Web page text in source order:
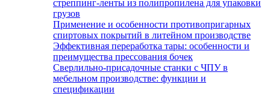
стреппинг-ленты из полипропилена для упаковки
грузов
Применение и особенности противопригарных
спиртовых покрытий в литейном производстве
Эффективная переработка тары: особенности и
преимущества прессования бочек
Сверлильно-присадочные станки с ЧПУ в
мебельном производстве: функции и
спецификации